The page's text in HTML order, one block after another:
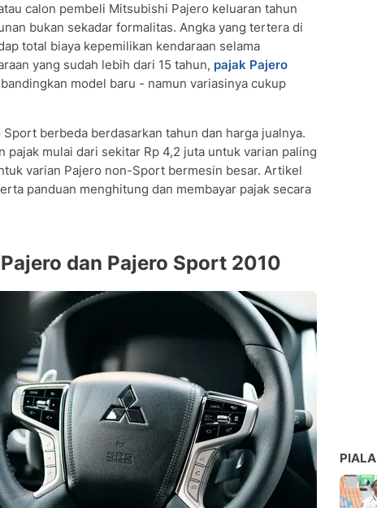
Tipe
2010
2010
2010
Pajero 2010
Tahun Produksi Lain
Pajero 2010
2010 yang paling murah?
Pajero 2010 secara pasti?
turun setiap tahun?
calon pembeli Mitsubishi Pajero keluaran tahun
bukan sekadar formalitas. Angka yang tertera di
total biaya kepemilikan kendaraan selama
yang sudah lebih dari 15 tahun, pajak Pajero
model baru - namun variasinya cukup
berbeda berdasarkan tahun dan harga jualnya.
pajak mulai dari sekitar Rp 4,2 juta untuk varian paling
varian Pajero non-Sport bermesin besar. Artikel
panduan menghitung dan membayar pajak secara
dan Pajero Sport 2010